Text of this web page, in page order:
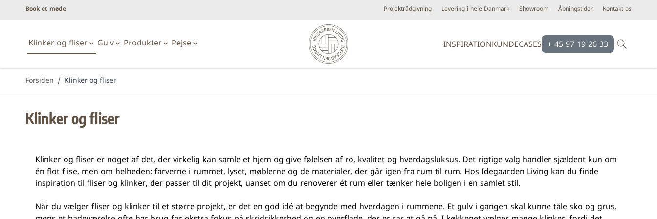
Book et møde Projektrådgivning Levering i hele Danmark Showroom Åbningstider Kontakt os
Klinker og fliser
Beton look Marmor look Metal look Små fliser
Fondovalle
Pastorelli
Gulv
Laminatgulve
Kork/vinylgulve
Produkter
Badeværelse
Badarmaturer
Baderumsmøbler
Brusesæt
Kararmaturer
Dansani
Dialux
Form & Refine
Pejse
Gaspejse
Fritstående pejse
Panorama pejse
Rumdeler
Tunnel pejse
Bestsellers
Forhandlere
INSPIRATIONKUNDECASES + 45 97 19 26 33
Forsiden / Klinker og fliser
Klinker og fliser
Klinker og fliser er noget af det, der virkelig kan samle et hjem og give følelsen af ro, kvalitet og hverdagsluksus. Det rigtige valg handler sjældent kun om
én flot flise, men om helheden: farverne i rummet, lyset, møblerne og de materialer, der går igen fra rum til rum. Hos Idegaarden Living kan du finde
inspiration til fliser og klinker, der passer til dit projekt, uanset om du renoverer ét rum eller tænker hele boligen i en samlet stil.
Når du vælger fliser og klinker til et større projekt, er det en god idé at begynde med hverdagen i rummene. Et gulv i gangen skal kunne tåle sko og grus,